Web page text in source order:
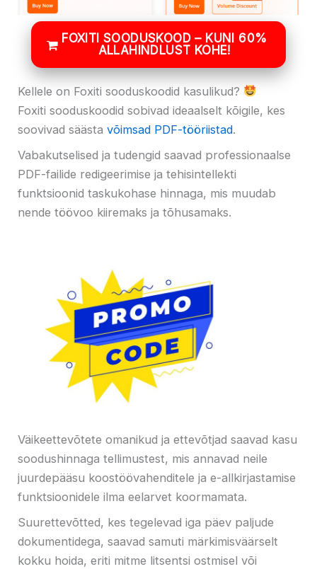
FOXITI SOODUSKOOD – KUNI 60%
ALLAHINDLUST KOHE!
Kellele on Foxiti sooduskoodid kasulikud?
Foxiti sooduskoodid sobivad ideaalselt kõigile, kes
soovivad säästa võimsad PDF-tööriistad.
Vabakutselised ja tudengid saavad professionaalse
PDF-failide redigeerimise ja tehisintellekti
funktsioonid taskukohase hinnaga, mis muudab
nende töövoo kiiremaks ja tõhusamaks.
Väikeettevõtete omanikud ja ettevõtjad saavad kasu
soodushinnaga tellimustest, mis annavad neile
juurdepääsu koostöövahenditele ja e-allkirjastamise
funktsioonidele ilma eelarvet koormamata.
Suurettevõtted, kes tegelevad iga päev paljude
dokumentidega, saavad samuti märkimisväärselt
kokku hoida, eriti mitme litsentsi ostmisel või